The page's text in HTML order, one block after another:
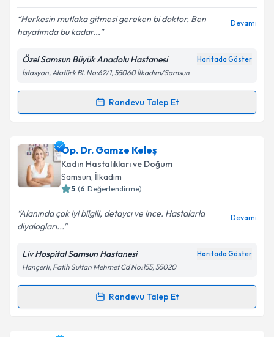
kapsamda işlenmesini kabul ediyorum.
Takvim Talebini Gönder
Herkesin mutlaka gitmesi gereken bi doktor. Ben
hayatımda bu kadar...
Devamı
Özel Samsun Büyük Anadolu Hastanesi Haritada Göster
İstasyon, Atatürk Bl. No:62/1, 55060 İlkadım/Samsun
Randevu Talep Et
Randevu Takvimi Talebi
Op. Dr. Kadir Şahiniçin randevu takvimi talebi
oluşturun. Size bu uzmandan randevu almanız için bir
takvim hazırlandığında e-posta ile bilgilendireceğiz.
Kişisel verilerimin işlenmesine ilişkin
Aydınlatma
Metni'ni okudum ve kişisel verilerimin belirtilen
kapsamda işlenmesini kabul ediyorum.
Op. Dr. Gamze Keleş
Kadın Hastalıkları ve Doğum
Samsun, İlkadım
5 (6 Değerlendirme)
Alanında çok iyi bilgili, detaycı ve ince. Hastalarla
diyalogları...
Devamı
Liv Hospital Samsun Hastanesi Haritada Göster
Hançerli, Fatih Sultan Mehmet Cd No:155, 55020
Randevu Talep Et
Randevu Takvimi Talebi